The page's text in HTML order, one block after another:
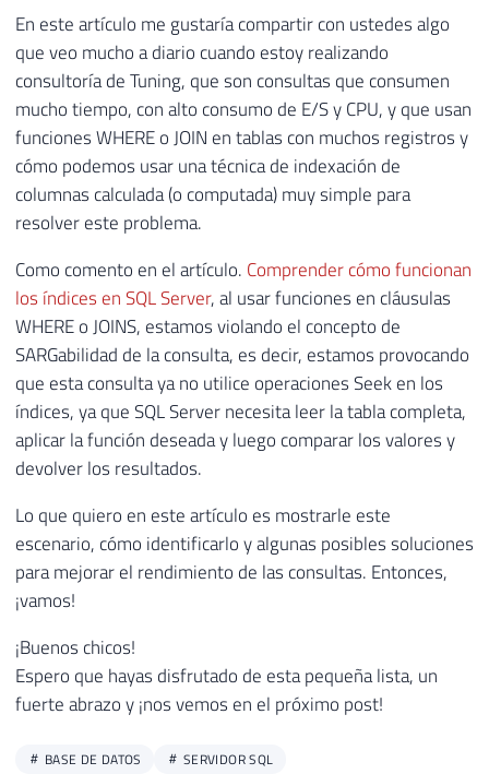
En este artículo me gustaría compartir con ustedes algo
que veo mucho a diario cuando estoy realizando
consultoría de Tuning, que son consultas que consumen
mucho tiempo, con alto consumo de E/S y CPU, y que usan
funciones WHERE o JOIN en tablas con muchos registros y
cómo podemos usar una técnica de indexación de
columnas calculada (o computada) muy simple para
resolver este problema.
Como comento en el artículo. Comprender cómo funcionan
los índices en SQL Server, al usar funciones en cláusulas
WHERE o JOINS, estamos violando el concepto de
SARGabilidad de la consulta, es decir, estamos provocando
que esta consulta ya no utilice operaciones Seek en los
índices, ya que SQL Server necesita leer la tabla completa,
aplicar la función deseada y luego comparar los valores y
devolver los resultados.
Lo que quiero en este artículo es mostrarle este
escenario, cómo identificarlo y algunas posibles soluciones
para mejorar el rendimiento de las consultas. Entonces,
¡vamos!
¡Buenos chicos!
Espero que hayas disfrutado de esta pequeña lista, un
fuerte abrazo y ¡nos vemos en el próximo post!
BASE DE DATOS SERVIDOR SQL